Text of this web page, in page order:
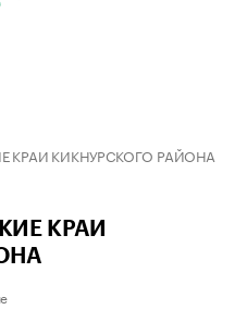
КРАИ КИКНУРСКОГО РАЙОНА
КРАИ